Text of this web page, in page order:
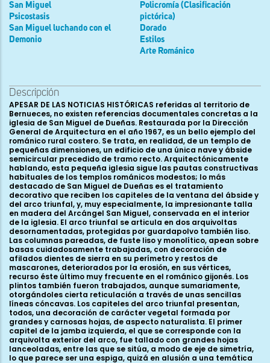
San Miguel
Psicostasis
San Miguel luchando con el
Demonio
Policromía (Clasificación
pictórica)
Dorado
Estilos
Arte Románico
Descripción
APESAR DE LAS NOTICIAS HISTÓRICAS referidas al territorio de
Bernueces, no existen referencias documentales concretas a la
iglesia de San Miguel de Dueñas. Restaurada por la Dirección
General de Arquitectura en el año 1967, es un bello ejemplo del
románico rural costero. Se trata, en realidad, de un templo de
pequeñas dimensiones, un edificio de una única nave y ábside
semicircular precedido de tramo recto. Arquitectónicamente
hablando, esta pequeña iglesia sigue las pautas constructivas
habituales de los templos románicos modestos; lo más
destacado de San Miguel de Dueñas es el tratamiento
decorativo que reciben los capiteles de la ventana del ábside y
del arco triunfal, y, muy especialmente, la impresionante talla
en madera del Arcángel San Miguel, conservada en el interior
de la iglesia. El arco triunfal se articula en dos arquivoltas
desornamentadas, protegidas por guardapolvo también liso.
Las columnas pareadas, de fuste liso y monolítico, apean sobre
basas cuidadosamente trabajadas, con decoración de
afilados dientes de sierra en su perímetro y restos de
mascarones, deteriorados por la erosión, en sus vértices,
recurso éste último muy frecuente en el románico gijonés. Los
plintos también fueron trabajados, aunque sumariamente,
otorgándoles cierta reticulación a través de unas sencillas
líneas cóncavas. Los capiteles del arco triunfal presentan,
todos, una decoración de carácter vegetal formada por
grandes y carnosas hojas, de aspecto naturalista. El primer
capitel de la jamba izquierda, el que se corresponde con la
arquivolta exterior del arco, fue tallado con grandes hojas
lanceoladas, entre las que se sitúa, a modo de eje de simetría,
lo que parece ser una espiga, quizá en alusión a una temática